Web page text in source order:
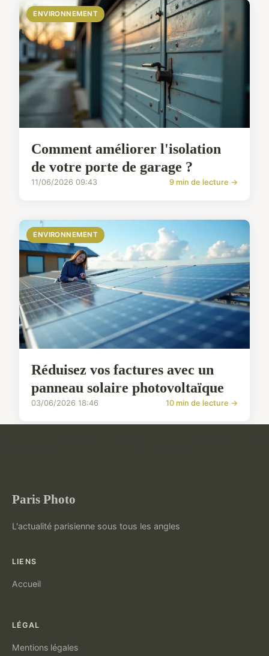
ENVIRONNEMENT
Comment améliorer l'isolation
de votre porte de garage ?
11/06/2026 09:43 9 min de lecture →
ENVIRONNEMENT
Réduisez vos factures avec un
panneau solaire photovoltaïque
03/06/2026 18:46 10 min de lecture →
Paris Photo
L'actualité parisienne sous tous les angles
LIENS
Accueil
LÉGAL
Mentions légales